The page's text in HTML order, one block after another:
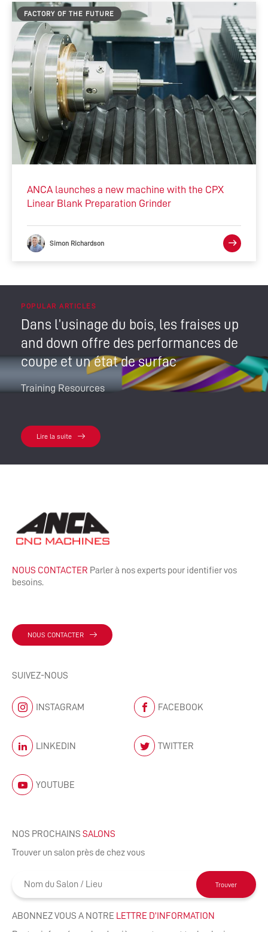
FACTORY OF THE FUTURE
ANCA launches a new machine with the CPX
Linear Blank Preparation Grinder
Simon Richardson
POPULAR ARTICLES
Dans l’usinage du bois, les fraises up
and down offre des performances de
coupe et un état de surfac
Training Resources
Lire la suite
NOUS CONTACTER Parler à nos experts pour identifier vos
besoins.
NOUS CONTACTER
SUIVEZ-NOUS
INSTAGRAM FACEBOOK
LINKEDIN TWITTER
YOUTUBE
NOS PROCHAINS SALONS
Trouver un salon près de chez vous
Trouver
ABONNEZ VOUS A NOTRE
LETTRE D’INFORMATION